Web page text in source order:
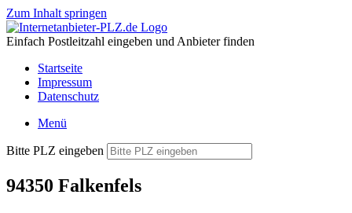
Zum Inhalt springen
Einfach Postleitzahl eingeben und Anbieter finden
Startseite
Impressum
Datenschutz
Menü
Bitte PLZ eingeben
94350 Falkenfels